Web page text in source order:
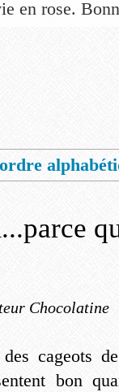
en rose.
Chocolatine
cageots
bon